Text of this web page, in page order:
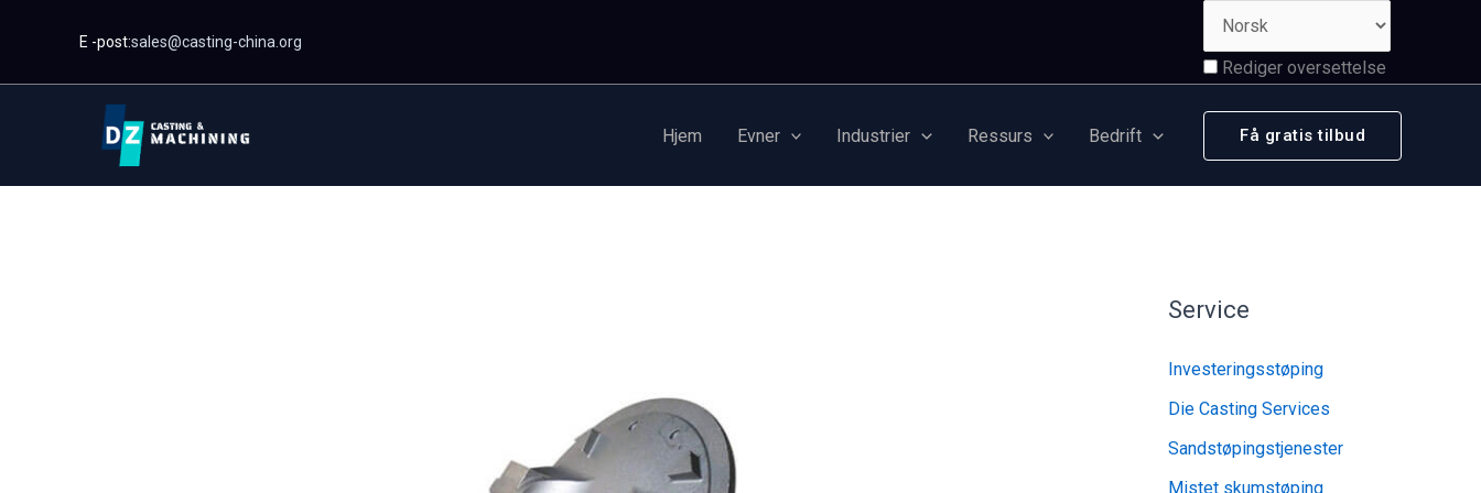
innhold
E -post:sales@casting-china.org
Rediger oversettelse
Hjem Evner Industrier Ressurs Bedrift Få gratis tilbud
Service
Investeringsstøping
Die Casting Services
Sandstøpingstjenester
Mistet skumstøping